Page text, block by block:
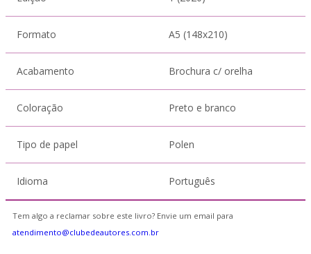
Formato A5 (148x210)
Acabamento Brochura c/ orelha
Coloração Preto e branco
Tipo de papel Polen
Idioma Português
Tem algo a reclamar sobre este livro? Envie um email para
atendimento@clubedeautores.com.br